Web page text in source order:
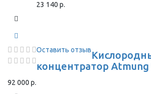
23 140 р.
Оставить отзыв
концентратор Atmung
92 000 р.